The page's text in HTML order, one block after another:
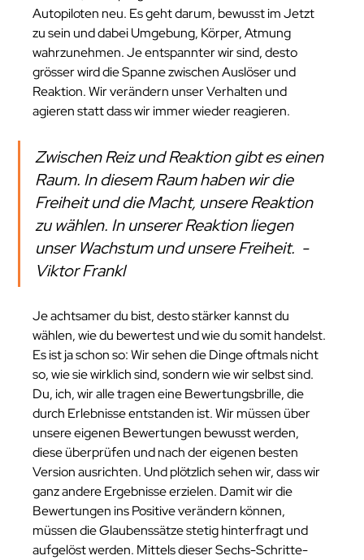
Autopiloten neu. Es geht darum, bewusst im Jetzt
zu sein und dabei Umgebung, Körper, Atmung
wahrzunehmen. Je entspannter wir sind, desto
grösser wird die Spanne zwischen Auslöser und
Reaktion. Wir verändern unser Verhalten und
agieren statt dass wir immer wieder reagieren.
Zwischen Reiz und Reaktion gibt es einen
Raum. In diesem Raum haben wir die
Freiheit und die Macht, unsere Reaktion
zu wählen. In unserer Reaktion liegen
unser Wachstum und unsere Freiheit.  -
Viktor Frankl
Je achtsamer du bist, desto stärker kannst du
wählen, wie du bewertest und wie du somit handelst.
Es ist ja schon so: Wir sehen die Dinge oftmals nicht
so, wie sie wirklich sind, sondern wie wir selbst sind.
Du, ich, wir alle tragen eine Bewertungsbrille, die
durch Erlebnisse entstanden ist. Wir müssen über
unsere eigenen Bewertungen bewusst werden,
diese überprüfen und nach der eigenen besten
Version ausrichten. Und plötzlich sehen wir, dass wir
ganz andere Ergebnisse erzielen. Damit wir die
Bewertungen ins Positive verändern können,
müssen die Glaubenssätze stetig hinterfragt und
aufgelöst werden. Mittels dieser Sechs-Schritte-